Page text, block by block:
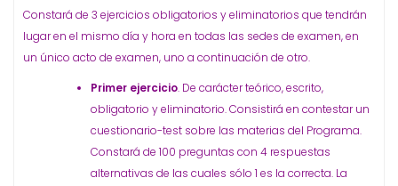
Constará de 3 ejercicios obligatorios y eliminatorios que tendrán
lugar en el mismo día y hora en todas las sedes de examen, en
un único acto de examen, uno a continuación de otro.
Primer ejercicio. De carácter teórico, escrito,
obligatorio y eliminatorio. Consistirá en contestar un
cuestionario-test sobre las materias del Programa.
Constará de 100 preguntas con 4 respuestas
alternativas de las cuales sólo 1 es la correcta. La